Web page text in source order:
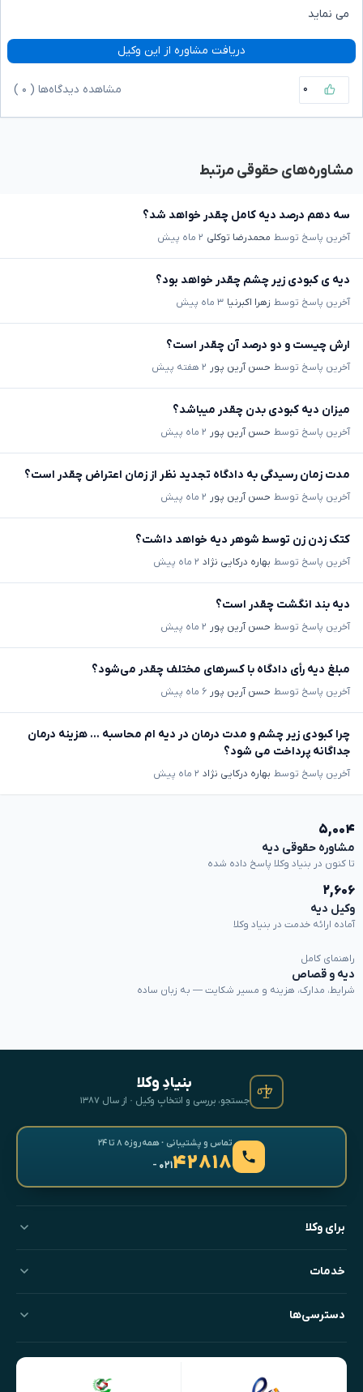
می نماید
دریافت مشاوره از این وکیل
۰ مشاهده دیدگاه‌ها ( ۰
مشاوره‌های حقوقی مرتبط
سه دهم درصد دیه کامل چقدر خواهد شد؟
آخرین پاسخ توسط محمدرضا توکلی ۲ ماه پیش
دیه ی کبودی زیر چشم چقدر خواهد بود؟
آخرین پاسخ توسط زهرا اکبرنیا ۳ ماه پیش
ارش چیست و دو درصد آن چقدر است؟
آخرین پاسخ توسط حسن آرین پور ۲ هفته پیش
میزان دیه کبودی بدن چقدر میباشد؟
آخرین پاسخ توسط حسن آرین پور ۲ ماه پیش
مدت زمان رسیدگی به دادگاه تجدید نظر از زمان اعتراض چقدر است؟
آخرین پاسخ توسط حسن آرین پور ۲ ماه پیش
کتک زدن زن توسط شوهر دیه خواهد داشت؟
آخرین پاسخ توسط بهاره درکایی نژاد ۲ ماه پیش
دیه بند انگشت چقدر است؟
آخرین پاسخ توسط حسن آرین پور ۲ ماه پیش
مبلغ دیه رأی دادگاه با کسرهای مختلف چقدر می‌شود؟
آخرین پاسخ توسط حسن آرین پور ۶ ماه پیش
چرا کبودی زیر چشم و مدت درمان در دیه ام محاسبه ... هزینه درمان
جداگانه پرداخت می شود؟
آخرین پاسخ توسط بهاره درکایی نژاد ۲ ماه پیش
۵,۰۰۴
مشاوره حقوقی دیه
تا کنون در بنیاد وکلا پاسخ داده شده
۲,۶۰۶
وکیل دیه
آماده ارائه خدمت در بنیاد وکلا
راهنمای کامل
دیه و قصاص
شرایط، مدارک، هزینه و مسیر شکایت — به زبان ساده
بنیادِ وکلا
جستجو، بررسی و انتخابِ وکیل · از سال ۱۳۸۷
تماس و پشتیبانی · همه‌روزه ۸ تا ۲۴
۴۲۸۱۸- ۰۲۱
برای وکلا
خدمات
دسترسی‌ها